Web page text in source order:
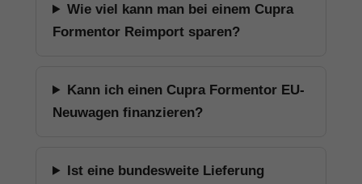
Wie viel kann man bei einem Cupra
Formentor Reimport sparen?
Kann ich einen Cupra Formentor EU-
Neuwagen finanzieren?
Ist eine bundesweite Lieferung